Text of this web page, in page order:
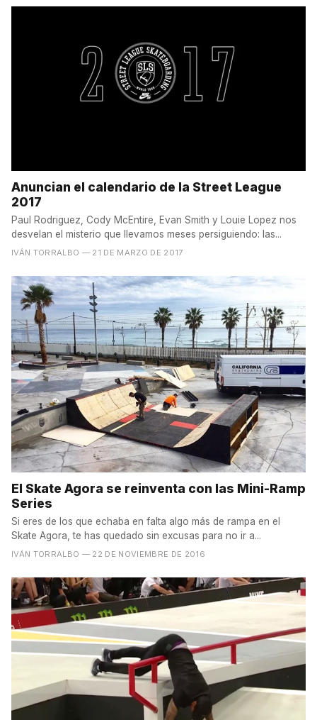
Anuncian el calendario de la Street League
2017
Paul Rodriguez, Cody McEntire, Evan Smith y Louie Lopez nos
desvelan el misterio que llevamos meses persiguiendo: las...
IVÁN TORRALBO — 21 DE MARZO DE 2017
El Skate Agora se reinventa con las Mini-Ramp
Series
Si eres de los que echaba en falta algo más de rampa en el
Skate Agora, te has quedado sin excusas para no ir a...
IVÁN TORRALBO — 22 DE NOVIEMBRE DE 2016